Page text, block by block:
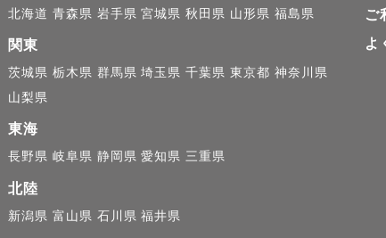
北海道 青森県 岩手県 宮城県 秋田県 山形県 福島県
関東
茨城県 栃木県 群馬県 埼玉県 千葉県 東京都 神奈川県
山梨県
東海
長野県 岐阜県 静岡県 愛知県 三重県
北陸
新潟県 富山県 石川県 福井県
ご
よ